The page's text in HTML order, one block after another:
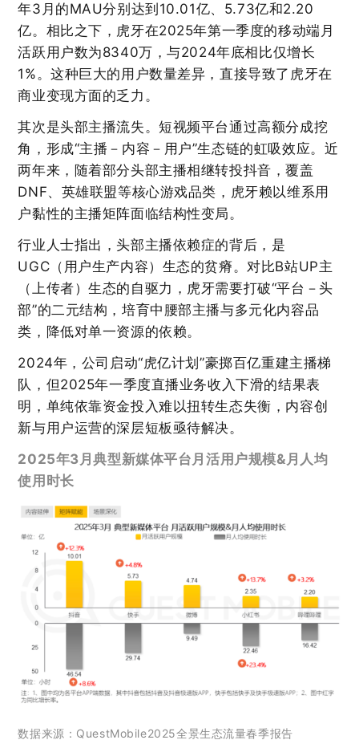
年3月的MAU分别达到10.01亿、5.73亿和2.20
亿。相比之下，虎牙在2025年第一季度的移动端月
活跃用户数为8340万，与2024年底相比仅增长
1%。这种巨大的用户数量差异，直接导致了虎牙在
商业变现方面的乏力。
其次是头部主播流失。短视频平台通过高额分成挖
角，形成“主播－内容－用户”生态链的虹吸效应。近
两年来，随着部分头部主播相继转投抖音，覆盖
DNF、英雄联盟等核心游戏品类，虎牙赖以维系用
户黏性的主播矩阵面临结构性变局。
行业人士指出，头部主播依赖症的背后，是
UGC（用户生产内容）生态的贫瘠。对比B站UP主
（上传者）生态的自驱力，虎牙需要打破“平台－头
部”的二元结构，培育中腰部主播与多元化内容品
类，降低对单一资源的依赖。
2024年，公司启动“虎亿计划”豪掷百亿重建主播梯
队，但2025年一季度直播业务收入下滑的结果表
明，单纯依靠资金投入难以扭转生态失衡，内容创
新与用户运营的深层短板亟待解决。
2025年3月典型新媒体平台月活用户规模&月人均
使用时长
数据来源：QuestMobile2025全景生态流量春季报告